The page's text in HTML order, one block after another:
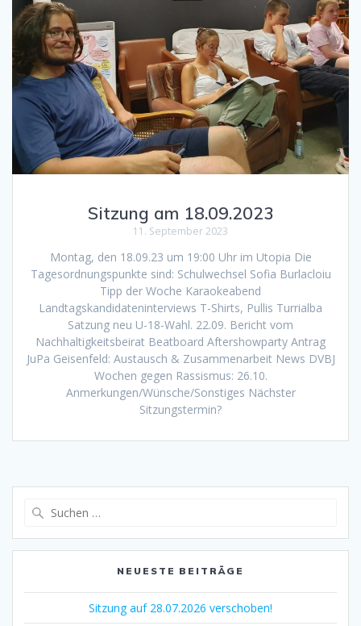
Sitzung am 18.09.2023
11. September 2023
Montag, den 18.09.23 um 19:00 Uhr im Utopia Die
Tagesordnungspunkte sind: Schulwechsel Sofia Burlacloiu
Tipp der Woche Karaokeabend
Landtagskandidateninterviews T-Shirts, Pullis Turrialba
Satzung neu U-18-Wahl. 22.09. Bericht vom
Nachhaltigkeitsbeirat Beatboard Aftershowparty Antrag
JuPa Geisenfeld: Austausch & Zusammenarbeit News DVBJ
Wochen gegen Rassismus: 26.10.
Anmerkungen/Wünsche/Sonstiges Nächster
Sitzungstermin?
NEUESTE BEITRÄGE
Sitzung auf 28.07.2026 verschoben!